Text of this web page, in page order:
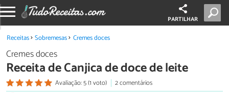
PARTILHAR
Receitas Sobremesas Cremes doces
Cremes doces
Receita de Canjica de doce de leite
Avaliação: 5 (1 voto)
2 comentários